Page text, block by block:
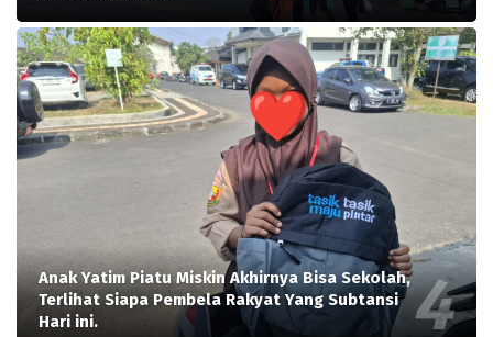
Anak Yatim Piatu Miskin Akhirnya Bisa Sekolah,
Terlihat Siapa Pembela Rakyat Yang Subtansi
Hari ini.